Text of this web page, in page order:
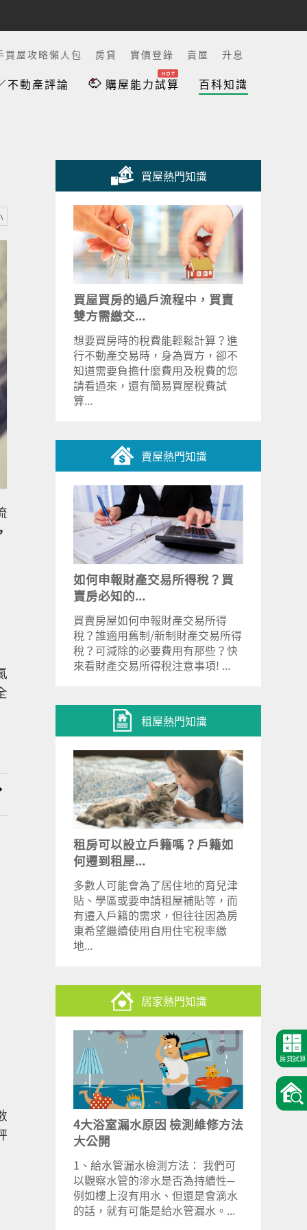
買屋攻略懶人包 房貸 實價登錄 賣屋 升息
不動產評論 購屋能力試算 百科知識
房貸試算
買屋熱門知識
買屋買房的過戶流程中，買賣
雙方需繳交...
想要買房時的稅費能輕鬆計算？進
行不動產交易時，身為買方，卻不
知道需要負擔什麼費用及稅費的您
請看過來，還有簡易買屋稅費試
算...
賣屋熱門知識
如何申報財產交易所得稅？買
賣房必知的...
買賣房屋如何申報財產交易所得
稅？誰適用舊制/新制財產交易所得
稅？可減除的必要費用有那些？快
來看財產交易所得稅注意事項! ...
租屋熱門知識
租房可以設立戶籍嗎？戶籍如
何遷到租屋...
多數人可能會為了居住地的育兒津
貼、學區或要申請租屋補貼等，而
有遷入戶籍的需求，但往往因為房
東希望繼續使用自用住宅稅率繳
地...
居家熱門知識
4大浴室漏水原因 檢測維修方法
大公開
1、給水管漏水檢測方法： 我們可
以觀察水管的滲水是否為持續性─
例如樓上沒有用水、但還是會滴水
的話，就有可能是給水管漏水。...